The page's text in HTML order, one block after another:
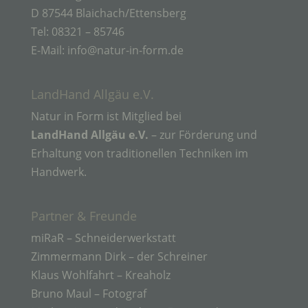
D 87544 Blaichach/Ettensberg
Tel: 08321 – 85746
E-Mail: info@natur-in-form.de
LandHand Allgäu e.V.
Natur in Form ist Mitglied bei
LandHand Allgäu e.V. – zur Förderung und
Erhaltung von traditionellen Techniken im
Handwerk.
Partner & Freunde
miRaR – Schneiderwerkstatt
Zimmermann Dirk – der Schreiner
Klaus Wohlfahrt – Kreaholz
Bruno Maul – Fotograf
sozialen Identität dieser natürlichen Person sind,
Betroffene Person ist jede identifizierte oder
identifizierbare natürliche Person, deren
personenbezogene Daten von dem für die
Verarbeitung Verantwortlichen verarbeitet werden.
Verarbeitung ist jeder mit oder ohne Hilfe
automatisierter Verfahren ausgeführte Vorgang
Zusammenhang mit personenbezogenen Daten
wie das Erheben, das Erfassen, die Organisation,
Veränderung, das Auslesen, das Abfragen, die